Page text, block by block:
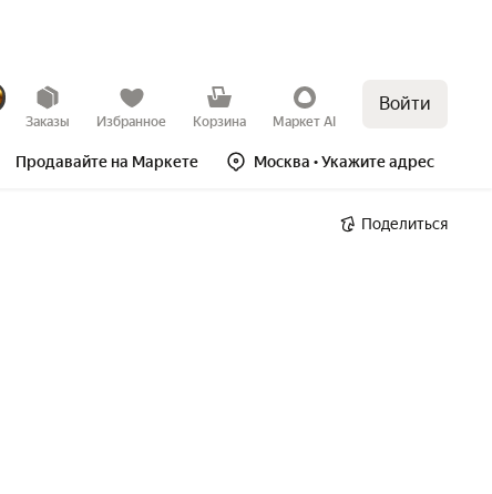
Заказы Избранное Корзина Маркет AI
Войти
Продавайте на Маркете Москва • Укажите адрес
Поделиться